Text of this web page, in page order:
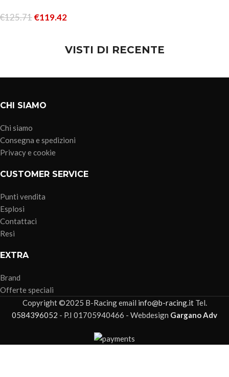
€125.71€119.42
VISTI DI RECENTE
CHI SIAMO
Chi siamo
Consegna e spedizioni
Privacy e cookie
CUSTOMER SERVICE
Punti vendita
Esplosi
Contattaci
Resi
EXTRA
Brand
Offerte speciali
Copyright ©2025 B-Racing email info@b-racing.itTel.
0584396052 - P.I 01705940466 - Webdesign Gargano Adv